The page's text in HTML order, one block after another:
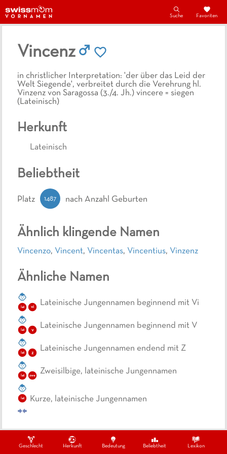
Geschlecht Herkunft Bedeutung Beliebtheit Lexikon
Suche Favoriten
Vincenz
in christlicher Interpretation: 'der über das Leid der
Welt Siegende', verbreitet durch die Verehrung hl.
Vinzenz von Saragossa (3./4. Jh.) vincere = siegen
(Lateinisch)
Herkunft
Lateinisch
Ähnlich klingende Namen
Vincenzo, Vincent, Vincentas, Vincentius, Vinzenz
Ähnliche Namen
lat vi Lateinische Jungennamen beginnend mit Vi
lat v Lateinische Jungennamen beginnend mit V
lat z Lateinische Jungennamen endend mit Z
lat zwe Zweisilbige, lateinische Jungennamen
lat Kurze, lateinische Jungennamen
Beliebtheit
Platz 1487 nach Anzahl Geburten